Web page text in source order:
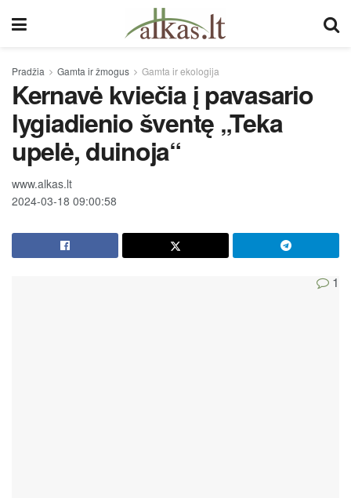
Pradžia Gamta ir žmogus Gamta ir ekologija
Kernavė kviečia į pavasario
lygiadienio šventę „Teka
upelė, duinoja“
www.alkas.lt
2024-03-18 09:00:58
1